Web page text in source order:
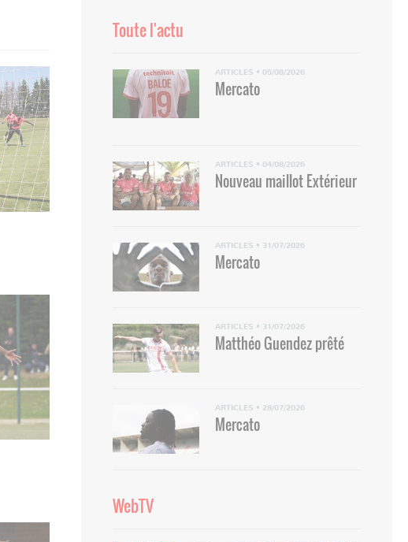
Toute l'actu
ARTICLES • 05/08/2026
Mercato
ARTICLES • 04/08/2026
Nouveau maillot Extérieur
ARTICLES • 31/07/2026
Mercato
ARTICLES • 31/07/2026
Matthéo Guendez prêté
ARTICLES • 28/07/2026
Mercato
WebTV